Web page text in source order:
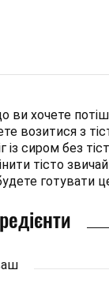
ви хочете
возитися з
із сиром без
тісто
готувати